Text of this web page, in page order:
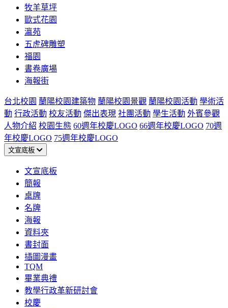
牧羊草坪
歐式花園
瀛苑
五虎碑雕塑
福園
書卷廣場
海報街
台北校園 蘭陽校園建築物 蘭陽校園景觀 蘭陽校園活動 學術活
動 行政活動 校友活動 傑出表現 社團活動 學生活動 外賓參觀
人物介紹 校園生態 60週年校慶LOGO 66週年校慶LOGO 70週
年校慶LOGO 75週年校慶LOGO
文宣底板
文宣底板
簡報
桌牌
名牌
海報
資料夾
書封面
插圖漫畫
TQM
畢業典禮
教學行政革新研討會
校慶